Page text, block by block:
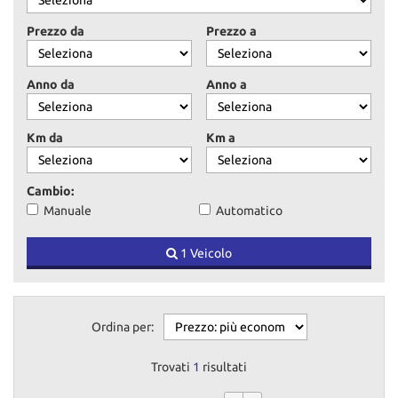
Prezzo da Prezzo a
Anno da Anno a
Km da Km a
Cambio:
Manuale
Automatico
1 Veicolo
Ordina per:
Trovati 1 risultati
tracciamento
che
adottiamo
per
offrire
le
funzionalità
e
svolgere
attività
di
seguito
descritte.
ottenere